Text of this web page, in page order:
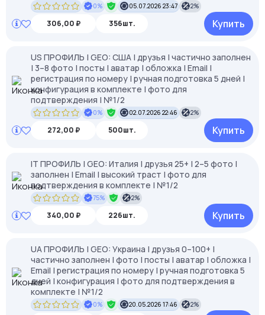
0% 05.07.2026 23:47 2%
306,00 ₽ 356шт. Купить
US ПРОФИЛЬ | GEO: США | друзья | частично заполнен
| 3–8 фото | посты | аватар | обложка | Email |
регистрация по номеру | ручная подготовка 5 дней |
конфигурация в комплекте | фото для
подтверждения | №1/2
0% 02.07.2026 22:46 2%
272,00 ₽ 500шт. Купить
IT ПРОФИЛЬ | GEO: Италия | друзья 25+ | 2–5 фото |
заполнен | Email | высокий траст | фото для
подтверждения в комплекте | №1/2
75% 2%
340,00 ₽ 226шт. Купить
UA ПРОФИЛЬ | GEO: Украина | друзья 0–100+ |
частично заполнен | фото | посты | аватар | обложка |
Email | регистрация по номеру | ручная подготовка 5
дней | конфигурация | фото для подтверждения в
комплекте | №1/2
0% 20.05.2026 17:46 2%